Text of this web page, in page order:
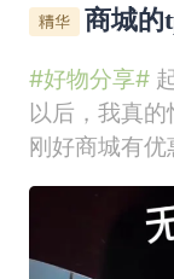
商城的
#好物分享#
以后，我真的
刚好商城有
超级贴合，质
鹏友们强烈